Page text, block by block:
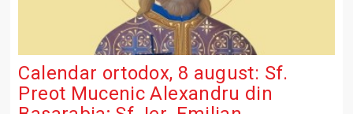
Calendar ortodox, 8 august: Sf.
Preot Mucenic Alexandru din